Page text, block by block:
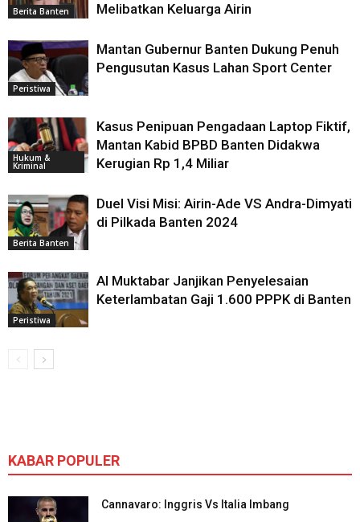
Berita Banten
Melibatkan Keluarga Airin
Peristiwa
Mantan Gubernur Banten Dukung Penuh
Pengusutan Kasus Lahan Sport Center
Hukum &
Kriminal
Kasus Penipuan Pengadaan Laptop Fiktif,
Mantan Kabid BPBD Banten Didakwa
Kerugian Rp 1,4 Miliar
Berita Banten
Duel Visi Misi: Airin-Ade VS Andra-Dimyati
di Pilkada Banten 2024
Peristiwa
Al Muktabar Janjikan Penyelesaian
Keterlambatan Gaji 1.600 PPPK di Banten
KABAR POPULER
Cannavaro: Inggris Vs Italia Imbang